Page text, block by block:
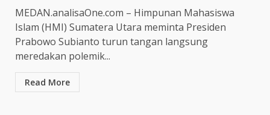
MEDAN.analisaOne.com – Himpunan Mahasiswa
Islam (HMI) Sumatera Utara meminta Presiden
Prabowo Subianto turun tangan langsung
meredakan polemik...
Read More